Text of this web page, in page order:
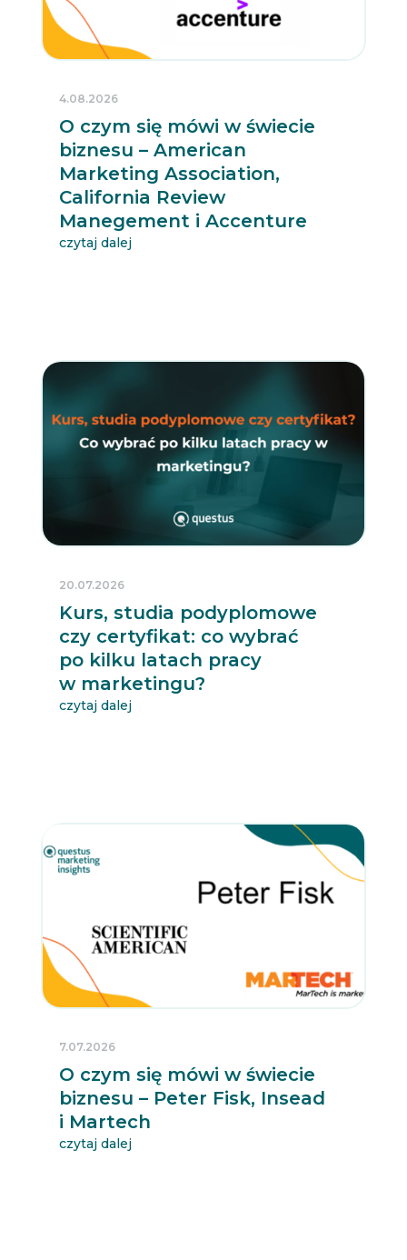
O czym się mówi w świecie
biznesu – American
Marketing Association,
California Review
Manegement i Accenture
4.08.2026
czytaj dalej
Kurs, studia podyplomowe
czy certyfikat: co wybrać
po kilku latach pracy
w marketingu?
20.07.2026
czytaj dalej
O czym się mówi w świecie
biznesu – Peter Fisk, Insead
i Martech
7.07.2026
czytaj dalej